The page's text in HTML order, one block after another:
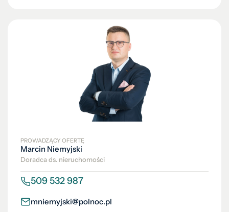
PROWADZĄCY OFERTĘ
Marcin Niemyjski
Doradca ds. nieruchomości
509 532 987
mniemyjski@polnoc.pl